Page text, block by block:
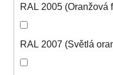
RAL 2005 (Oranžová
RAL 2007 (Světlá